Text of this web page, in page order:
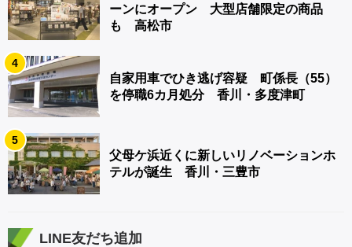
ーンにオープン 大型店舗限定の商品
も 高松市
4
自家用車でひき逃げ容疑 町係長（55）
を停職6カ月処分 香川・多度津町
5
父母ケ浜近くに新しいリノベーションホ
テルが誕生 香川・三豊市
LINE友だち追加